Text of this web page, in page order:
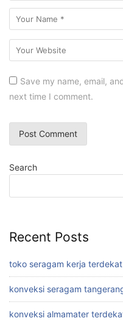
Save my name, email,
next time I comment.
Search
Recent Posts
toko seragam kerja terdekat
konveksi seragam
konveksi almamater